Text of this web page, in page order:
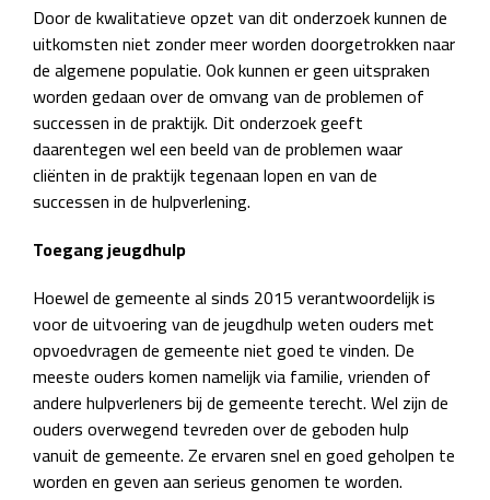
Door de kwalitatieve opzet van dit onderzoek kunnen de
uitkomsten niet zonder meer worden doorgetrokken naar
de algemene populatie. Ook kunnen er geen uitspraken
worden gedaan over de omvang van de problemen of
successen in de praktijk. Dit onderzoek geeft
daarentegen wel een beeld van de problemen waar
cliënten in de praktijk tegenaan lopen en van de
successen in de hulpverlening.
Toegang jeugdhulp
Hoewel de gemeente al sinds 2015 verantwoordelijk is
voor de uitvoering van de jeugdhulp weten ouders met
opvoedvragen de gemeente niet goed te vinden. De
meeste ouders komen namelijk via familie, vrienden of
andere hulpverleners bij de gemeente terecht. Wel zijn de
ouders overwegend tevreden over de geboden hulp
vanuit de gemeente. Ze ervaren snel en goed geholpen te
worden en geven aan serieus genomen te worden.